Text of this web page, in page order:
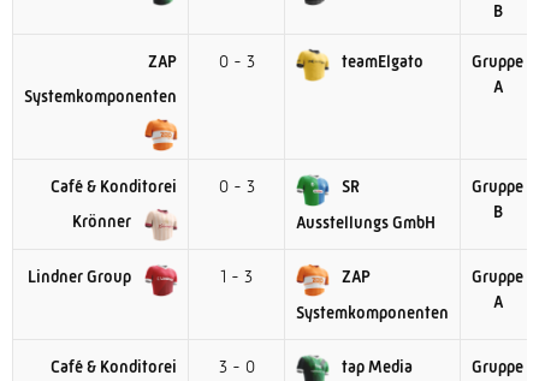
B
ZAP
Systemkomponenten
0 - 3 teamElgato
Gruppe
A
Café & Konditorei
Krönner
0 - 3
SR
Ausstellungs GmbH
Gruppe
B
Lindner Group 1 - 3
ZAP
Systemkomponenten
Gruppe
A
Café & Konditorei
3 - 0 tap Media
Gruppe